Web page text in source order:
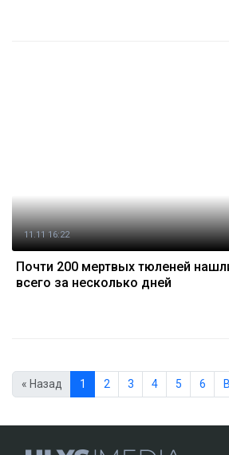
11.11 16:22
Почти 200 мертвых тюленей
всего за несколько дней
« Назад 1 2 3 4 5 6